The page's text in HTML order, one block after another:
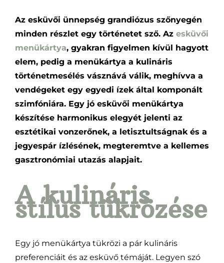
Az esküvői ünnepség grandiózus szőnyegén
minden részlet egy történetet sző. Az esküvői
menükártya, gyakran figyelmen kívül hagyott
elem, pedig a menükártya a kulináris
történetmesélés vásznává válik, meghívva a
vendégeket egy egyedi ízek által komponált
szimfóniára. Egy jó esküvői menükártya
készítése harmonikus elegyét jelenti az
esztétikai vonzerőnek, a letisztultságnak és a
jegyespár ízlésének, megteremtve a kellemes
gasztronómiai utazás alapjait.
A kulináris
stílus tükrözése
Egy jó menükártya tükrözi a pár kulináris
preferenciáit és az esküvő témáját. Legyen szó